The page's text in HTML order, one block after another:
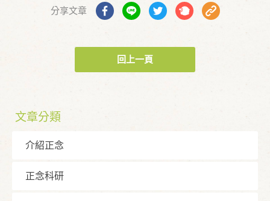
分享文章
回上一頁
文章分類
介紹正念
正念科研